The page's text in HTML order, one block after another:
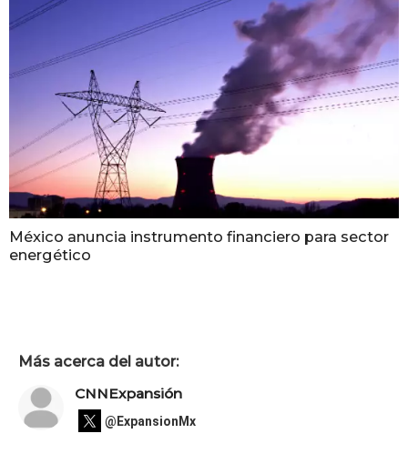
México anuncia instrumento financiero para sector
energético
Más acerca del autor:
CNNExpansión
@ExpansionMx